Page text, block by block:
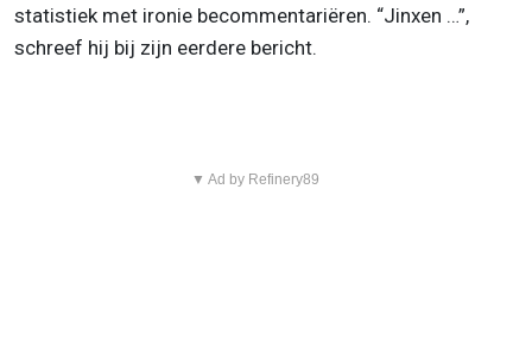
statistiek met ironie becommentariëren. “Jinxen …”,
schreef hij bij zijn eerdere bericht.
▼ Ad by Refinery89